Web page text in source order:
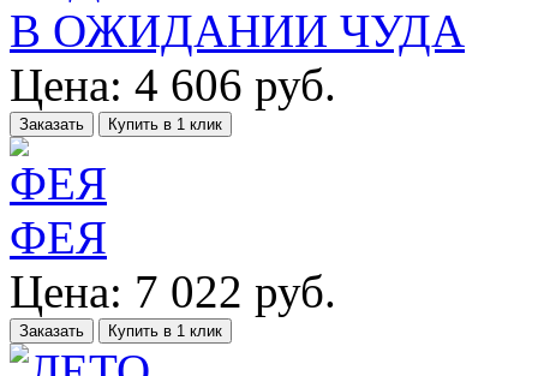
В ОЖИДАНИИ ЧУДА
Цена: 4 606 руб.
Заказать Купить в 1 клик
ФЕЯ
Цена: 7 022 руб.
Заказать Купить в 1 клик